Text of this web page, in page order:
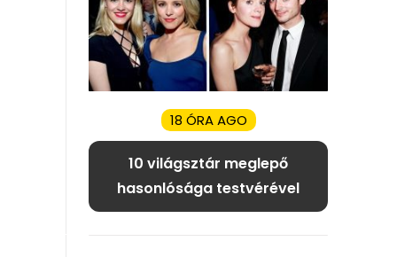
18 ÓRA AGO
10 világsztár meglepő
hasonlósága testvérével